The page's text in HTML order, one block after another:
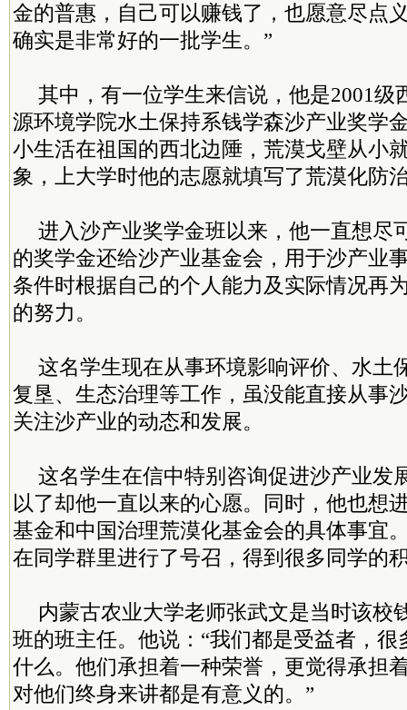
金的普惠，自己可以赚钱了，也愿意尽点
确实是非常好的一批学生。”
其中，有一位学生来信说，他是2001级
源环境学院水土保持系钱学森沙产业奖学
小生活在祖国的西北边陲，荒漠戈壁从小
象，上大学时他的志愿就填写了荒漠化防
进入沙产业奖学金班以来，他一直想尽
的奖学金还给沙产业基金会，用于沙产业
条件时根据自己的个人能力及实际情况再
的努力。
这名学生现在从事环境影响评价、水土
复垦、生态治理等工作，虽没能直接从事
关注沙产业的动态和发展。
这名学生在信中特别咨询促进沙产业发
以了却他一直以来的心愿。同时，他也想
基金和中国治理荒漠化基金会的具体事宜
在同学群里进行了号召，得到很多同学的
内蒙古农业大学老师张武文是当时该校
班的班主任。他说：“我们都是受益者，
什么。他们承担着一种荣誉，更觉得承担
对他们终身来讲都是有意义的。”